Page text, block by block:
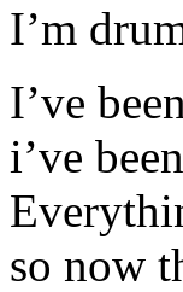
I’m
I’ve
i’ve
so now